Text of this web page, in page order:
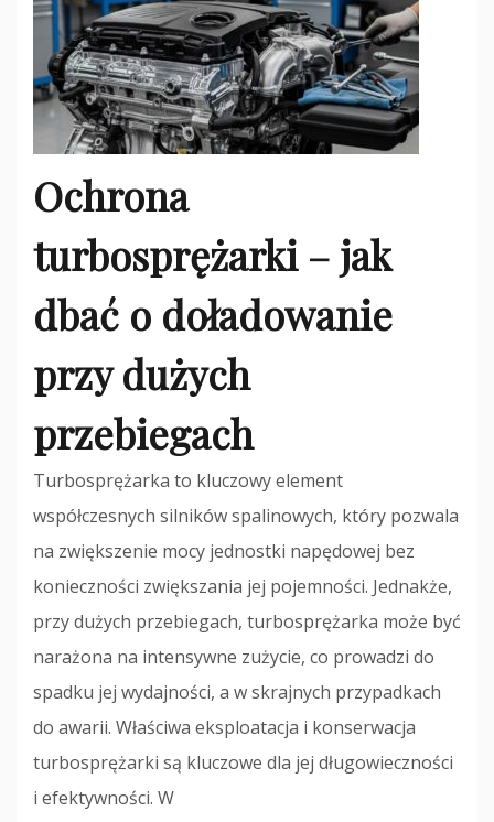
Ochrona
turbosprężarki – jak
dbać o doładowanie
przy dużych
przebiegach
Turbosprężarka to kluczowy element
współczesnych silników spalinowych, który pozwala
na zwiększenie mocy jednostki napędowej bez
konieczności zwiększania jej pojemności. Jednakże,
przy dużych przebiegach, turbosprężarka może być
narażona na intensywne zużycie, co prowadzi do
spadku jej wydajności, a w skrajnych przypadkach
do awarii. Właściwa eksploatacja i konserwacja
turbosprężarki są kluczowe dla jej długowieczności
i efektywności. W